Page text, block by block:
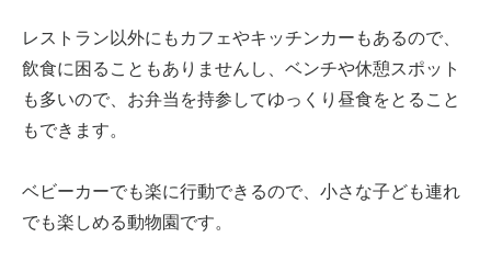
レストラン以外にもカフェやキッチンカーもあるので、
飲食に困ることもありませんし、ベンチや休憩スポット
も多いので、お弁当を持参してゆっくり昼食をとること
もできます。
ベビーカーでも楽に行動できるので、小さな子ども連れ
でも楽しめる動物園です。